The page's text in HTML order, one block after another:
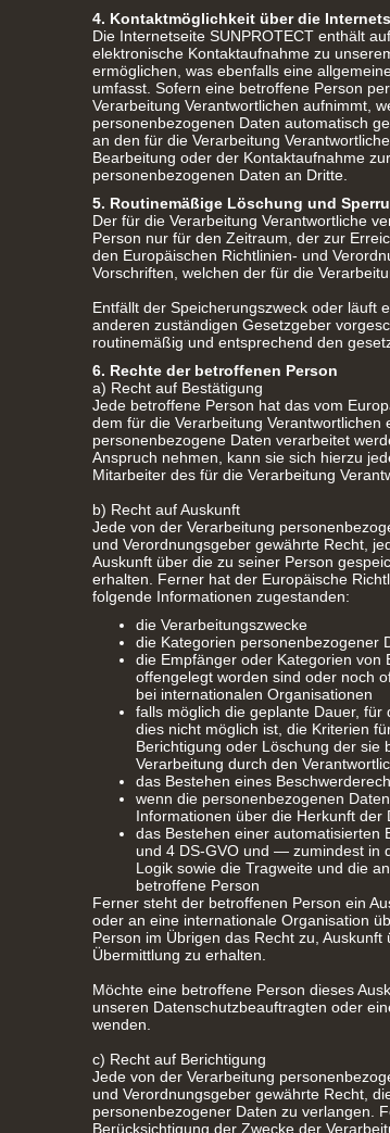
4. Kontaktmöglichkeit über die
Die Internetseite SUNPROTECT enthält
elektronische Kontaktaufnahme zu
ermöglichen, was ebenfalls eine
umfasst. Sofern eine betroffene Person
Verarbeitung Verantwortlichen aufnimmt,
personenbezogenen Daten automatisch
an den für die Verarbeitung
Bearbeitung oder der Kontaktaufnahme
personenbezogenen Daten an Dritte.
5. Routinemäßige Löschung und
Der für die Verarbeitung Verantwortliche
Person nur für den Zeitraum, der zur
den Europäischen Richtlinien- und
Vorschriften, welchen der für die
Entfällt der Speicherungszweck oder läuft
anderen zuständigen Gesetzgeber
routinemäßig und entsprechend den
6. Rechte der betroffenen Person
a) Recht auf Bestätigung
Jede betroffene Person hat das vom
dem für die Verarbeitung
personenbezogene Daten verarbeitet
Anspruch nehmen, kann sie sich hierzu
Mitarbeiter des für die Verarbeitung
b) Recht auf Auskunft
Jede von der Verarbeitung
und Verordnungsgeber gewährte Recht,
Auskunft über die zu seiner Person
erhalten. Ferner hat der Europäische
folgende Informationen zugestanden:
die Verarbeitungszwecke
die Kategorien personenbezogener
die Empfänger oder Kategorien von
offengelegt worden sind oder noch
bei internationalen Organisationen
falls möglich die geplante Dauer,
dies nicht möglich ist, die Kriterien
Berichtigung oder Löschung der sie
Verarbeitung durch den
das Bestehen eines
wenn die personenbezogenen
Informationen über die Herkunft der
das Bestehen einer automatisierten
und 4 DS-GVO und — zumindest in
Logik sowie die Tragweite und die
betroffene Person
Ferner steht der betroffenen Person ein
oder an eine internationale Organisation
Person im Übrigen das Recht zu,
Übermittlung zu erhalten.
Möchte eine betroffene Person dieses
unseren Datenschutzbeauftragten oder
wenden.
c) Recht auf Berichtigung
Jede von der Verarbeitung
und Verordnungsgeber gewährte Recht,
personenbezogener Daten zu verlangen.
Berücksichtigung der Zwecke der